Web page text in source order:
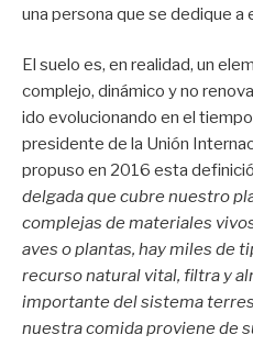
una persona que se dedique
El suelo es, en realidad, un
complejo, dinámico y no
ido evolucionando en el
presidente de la Unión
propuso en 2016 esta
delgada que cubre nuestro
complejas de materiales
aves o plantas, hay miles de
recurso natural vital, filtra y
importante del sistema
nuestra comida proviene de